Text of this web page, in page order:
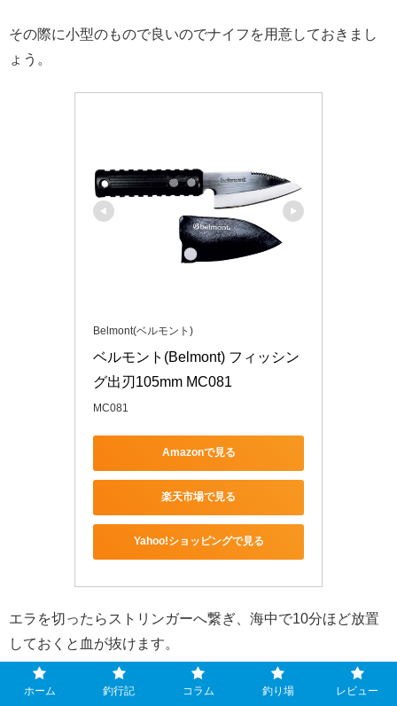
その際に小型のもので良いのでナイフを用意しておきまし
ょう。
Belmont(ベルモント)
ベルモント(Belmont) フィッシン
グ出刃105mm MC081
MC081
Amazonで見る
楽天市場で見る
Yahoo!ショッピングで見る
エラを切ったらストリンガーへ繋ぎ、海中で10分ほど放置
しておくと血が抜けます。
ホーム 釣行記 コラム 釣り場 レビュー